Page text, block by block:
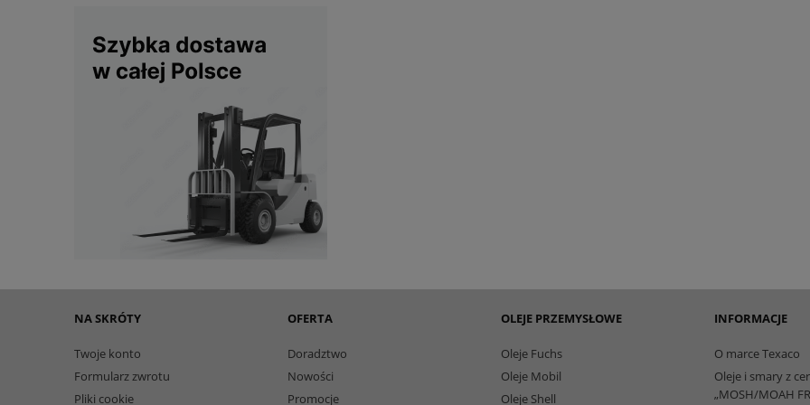
NA SKRÓTY
Twoje konto
Formularz zwrotu
Pliki cookie
OFERTA
Doradztwo
Nowości
Promocje
OLEJE PRZEMYSŁOWE
Oleje Fuchs
Oleje Mobil
Oleje Shell
INFORMACJE
O marce Texaco
Oleje i smary z
„MOSH/MOAH